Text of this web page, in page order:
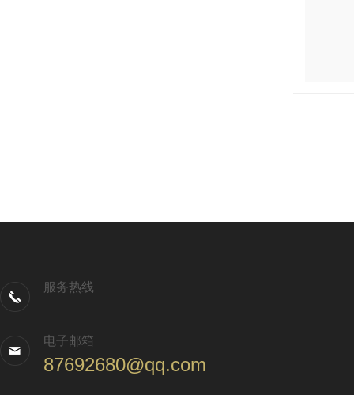
服务热线
电子邮箱
87692680@qq.com